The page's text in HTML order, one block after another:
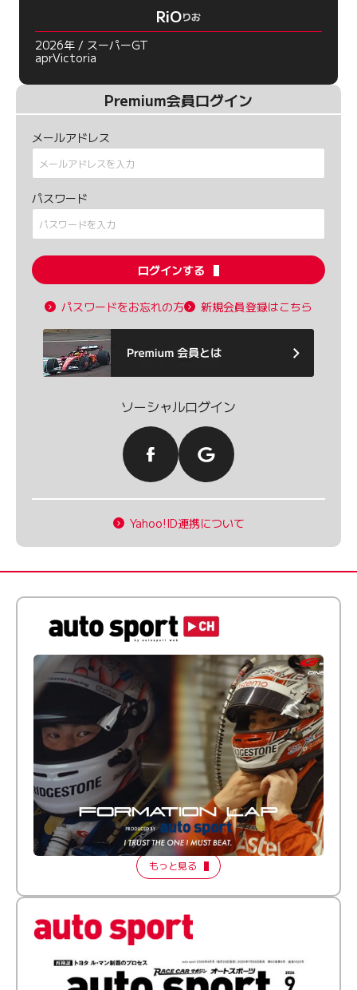
RiOりお
2026年 / スーパーGT
aprVictoria
Premium会員ログイン
メールアドレス
パスワード
ログインする
パスワードをお忘れの方 新規会員登録はこちら
ソーシャルログイン
Yahoo!ID連携について
倒す相手を、信じてる。小林利徠斗 × 野村勇斗
【FORMATION LAP Produced by auto sport】
2026 Episode 2
もっと見る